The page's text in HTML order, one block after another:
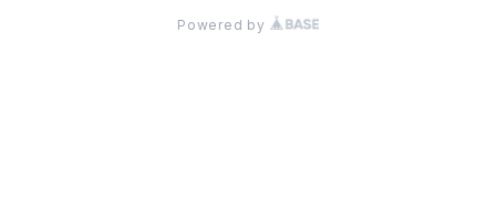
Powered by